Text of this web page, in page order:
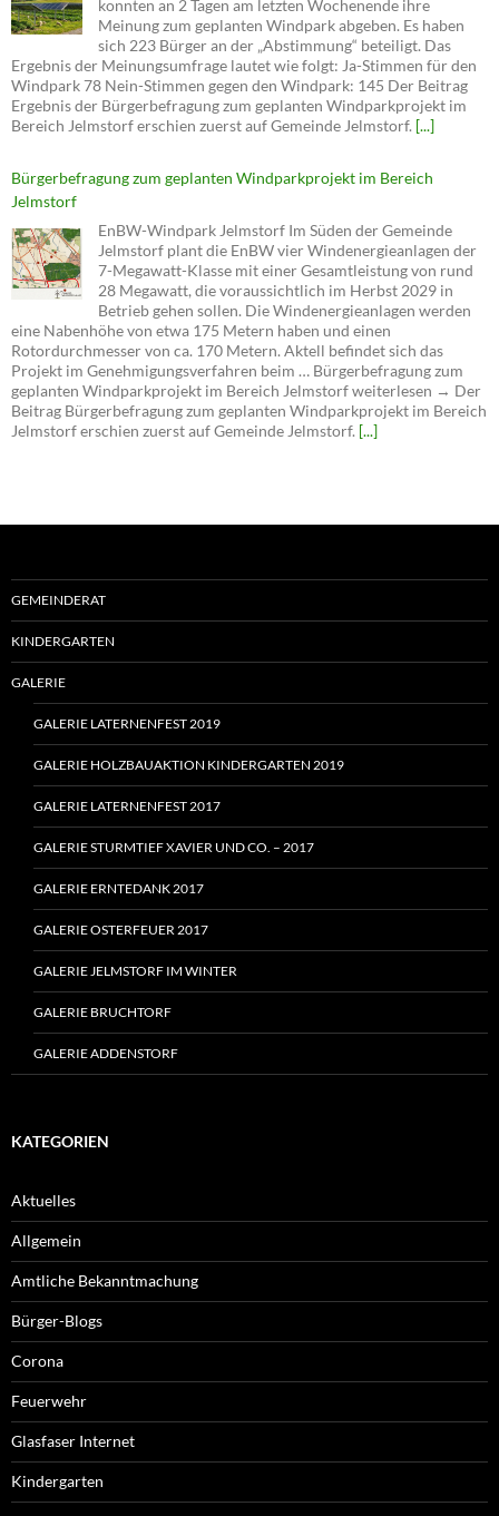
konnten an 2 Tagen am letzten Wochenende ihre
Meinung zum geplanten Windpark abgeben. Es haben
sich 223 Bürger an der „Abstimmung“ beteiligt. Das
Ergebnis der Meinungsumfrage lautet wie folgt: Ja-Stimmen für den
Windpark 78 Nein-Stimmen gegen den Windpark: 145 Der Beitrag
Ergebnis der Bürgerbefragung zum geplanten Windparkprojekt im
Bereich Jelmstorf erschien zuerst auf Gemeinde Jelmstorf. [...]
Bürgerbefragung zum geplanten Windparkprojekt im Bereich
Jelmstorf
EnBW-Windpark Jelmstorf Im Süden der Gemeinde
Jelmstorf plant die EnBW vier Windenergieanlagen der
7-Megawatt-Klasse mit einer Gesamtleistung von rund
28 Megawatt, die voraussichtlich im Herbst 2029 in
Betrieb gehen sollen. Die Windenergieanlagen werden
eine Nabenhöhe von etwa 175 Metern haben und einen
Rotordurchmesser von ca. 170 Metern. Aktell befindet sich das
Projekt im Genehmigungsverfahren beim … Bürgerbefragung zum
geplanten Windparkprojekt im Bereich Jelmstorf weiterlesen → Der
Beitrag Bürgerbefragung zum geplanten Windparkprojekt im Bereich
Jelmstorf erschien zuerst auf Gemeinde Jelmstorf. [...]
GEMEINDERAT
KINDERGARTEN
GALERIE
GALERIE LATERNENFEST 2019
GALERIE HOLZBAUAKTION KINDERGARTEN 2019
GALERIE LATERNENFEST 2017
GALERIE STURMTIEF XAVIER UND CO. – 2017
GALERIE ERNTEDANK 2017
GALERIE OSTERFEUER 2017
GALERIE JELMSTORF IM WINTER
GALERIE BRUCHTORF
GALERIE ADDENSTORF
KATEGORIEN
Aktuelles
Allgemein
Amtliche Bekanntmachung
Bürger-Blogs
Corona
Feuerwehr
Glasfaser Internet
Kindergarten